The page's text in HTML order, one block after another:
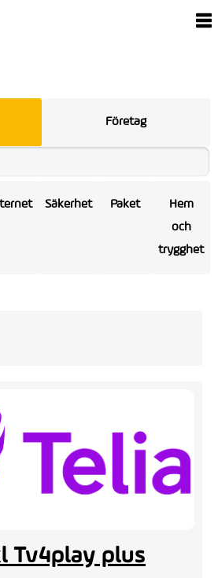
Företag
Säkerhet Paket
Hem
och
trygghet
Tv4play plus